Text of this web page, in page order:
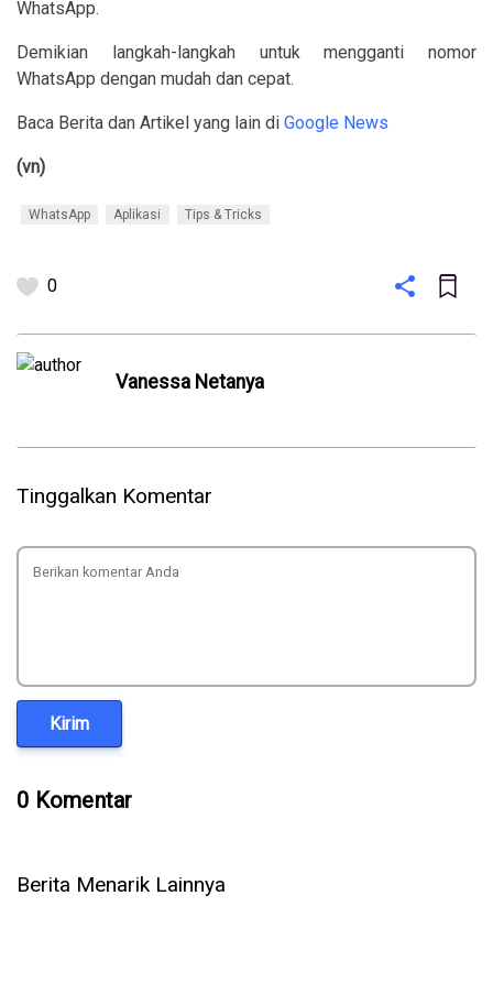
WhatsApp.
Demikian langkah-langkah untuk mengganti nomor
WhatsApp dengan mudah dan cepat.
Baca Berita dan Artikel yang lain di Google News
(vn)
WhatsApp Aplikasi Tips & Tricks
0
Vanessa Netanya
Tinggalkan Komentar
Kirim
0 Komentar
Berita Menarik Lainnya